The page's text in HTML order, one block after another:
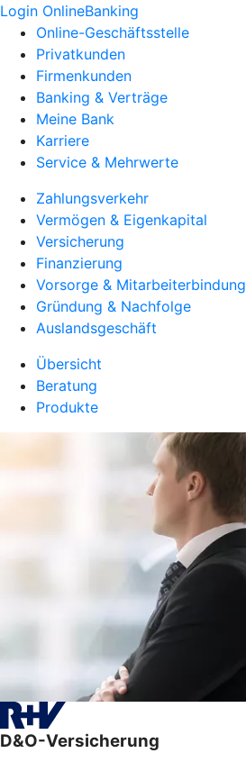
Login OnlineBanking
Online-Geschäftsstelle
Privatkunden
Firmenkunden
Banking & Verträge
Meine Bank
Karriere
Service & Mehrwerte
Zahlungsverkehr
Vermögen & Eigenkapital
Versicherung
Finanzierung
Vorsorge & Mitarbeiterbindung
Gründung & Nachfolge
Auslandsgeschäft
Übersicht
Beratung
Produkte
D&O-Versicherung